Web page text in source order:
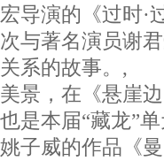
宏导演的《过时·
次与著名演员谢
关系的故事。,
美景，在《悬崖
也是本届“藏龙”
姚子威的作品《